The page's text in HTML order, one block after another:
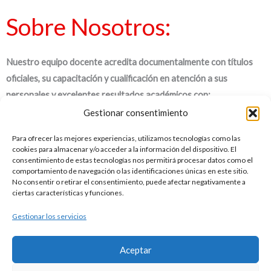
Gestionar consentimiento
Para ofrecer las mejores experiencias, utilizamos tecnologías como las
cookies para almacenar y/o acceder a la información del dispositivo. El
consentimiento de estas tecnologías nos permitirá procesar datos como el
comportamiento de navegación o las identificaciones únicas en este sitio.
No consentir o retirar el consentimiento, puede afectar negativamente a
ciertas características y funciones.
Gestionar los servicios
Aceptar
Sobre Nosotros:
Nuestro equipo docente acredita documentalmente con títulos
oficiales, su capacitación y cualificación en atención a sus
personales y excelentes resultados académicos con:
2. Dobles titulaciones universitarias y Máster en la Universidad
Carlos III.
Oficial y el Trinity College.